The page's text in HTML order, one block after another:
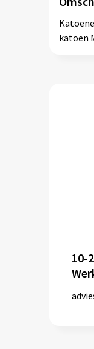
katoen
10-